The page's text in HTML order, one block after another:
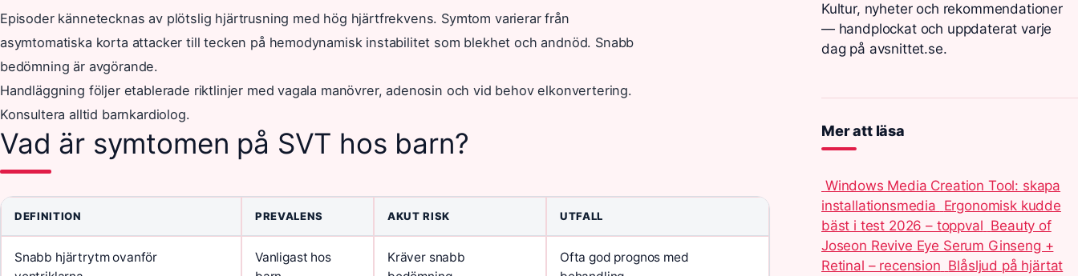
Episoder kännetecknas av plötslig hjärtrusning med hög hjärtfrekvens. Symtom varierar från
asymtomatiska korta attacker till tecken på hemodynamisk instabilitet som blekhet och andnöd. Snabb
bedömning är avgörande.
Handläggning följer etablerade riktlinjer med vagala manövrer, adenosin och vid behov elkonvertering.
Konsultera alltid barnkardiolog.
Vad är symtomen på SVT hos barn?
DEFINITION PREVALENS AKUT RISK UTFALL
Snabb hjärtrytm ovanför
Vanligast hos
Kräver snabb
Ofta god prognos med
Kultur, nyheter och rekommendationer
— handplockat och uppdaterat varje
dag på avsnittet.se.
Mer att läsa
Windows Media Creation Tool: skapa
installationsmedia Ergonomisk kudde
bäst i test 2026 – toppval Beauty of
Joseon Revive Eye Serum Ginseng +
Retinal – recension Blåsljud på hjärtat